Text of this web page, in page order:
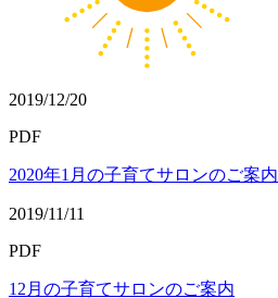
2019/12/20
PDF
2020年1月の子育てサロンのご案内
2019/11/11
PDF
12月の子育てサロンのご案内